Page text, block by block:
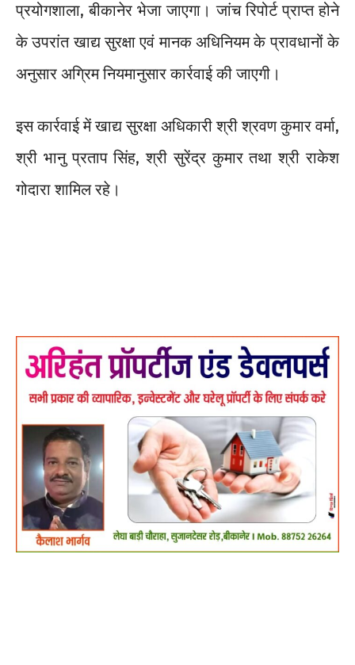
प्रयोगशाला, बीकानेर भेजा जाएगा। जांच रिपोर्ट प्राप्त होने
के उपरांत खाद्य सुरक्षा एवं मानक अधिनियम के प्रावधानों के
अनुसार अग्रिम नियमानुसार कार्रवाई की जाएगी।
इस कार्रवाई में खाद्य सुरक्षा अधिकारी श्री श्रवण कुमार वर्मा,
श्री भानु प्रताप सिंह, श्री सुरेंद्र कुमार तथा श्री राकेश
गोदारा शामिल रहे।